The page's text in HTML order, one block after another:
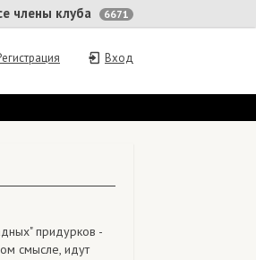
члены клуба 6671
Вход
придурков -
смысле, идут